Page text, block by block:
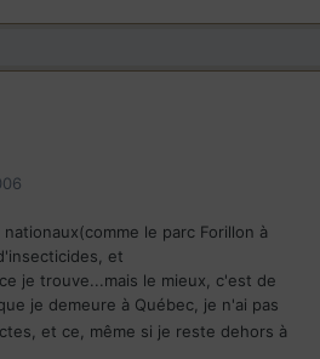
le parc Forillon à
et
je trouve...mais le mieux, c'est de
je demeure à Québec, je n'ai pas
et ce, même si je reste dehors à